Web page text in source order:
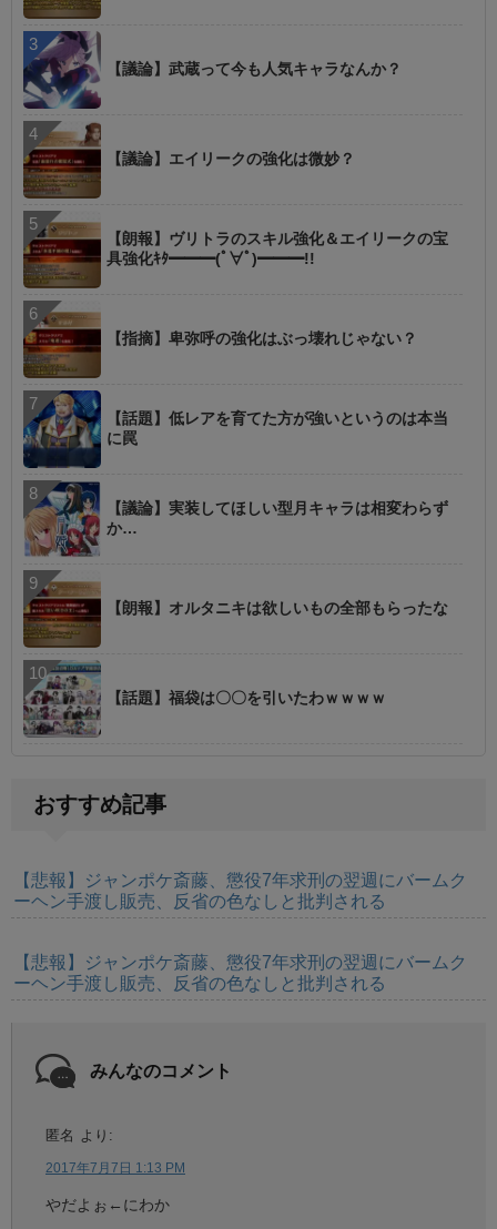
【議論】武蔵って今も人気キャラなんか？
【議論】エイリークの強化は微妙？
【朗報】ヴリトラのスキル強化＆エイリークの宝
具強化ｷﾀ━━━(ﾟ∀ﾟ)━━━!!
【指摘】卑弥呼の強化はぶっ壊れじゃない？
【話題】低レアを育てた方が強いというのは本当
に罠
【議論】実装してほしい型月キャラは相変わらず
か…
【朗報】オルタニキは欲しいもの全部もらったな
【話題】福袋は〇〇を引いたわｗｗｗｗ
おすすめ記事
【悲報】ジャンポケ斎藤、懲役7年求刑の翌週にバームク
ーヘン手渡し販売、反省の色なしと批判される
【悲報】ジャンポケ斎藤、懲役7年求刑の翌週にバームク
ーヘン手渡し販売、反省の色なしと批判される
みんなのコメント
匿名 より:
2017年7月7日 1:13 PM
やだよぉ←にわか